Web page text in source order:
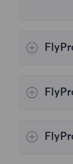
合您的